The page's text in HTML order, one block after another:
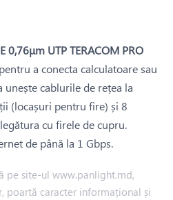
0,76μm UTP TERACOM PRO
a conecta calculatoare sau
unește cablurile de rețea la
(locașuri pentru fire) și 8
cu firele de cupru.
de până la 1 Gbps.
pe site-ul www.panlight.md,
poartă caracter informațional și